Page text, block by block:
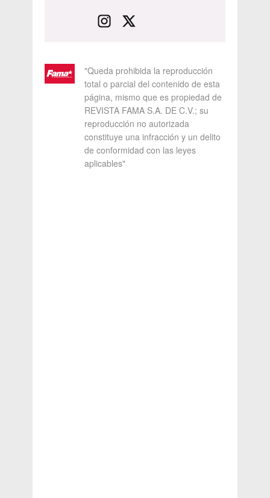
"Queda prohibida la reproducción
total o parcial del contenido de esta
página, mismo que es propiedad de
REVISTA FAMA S.A. DE C.V.; su
reproducción no autorizada
constituye una infracción y un delito
de conformidad con las leyes
aplicables"